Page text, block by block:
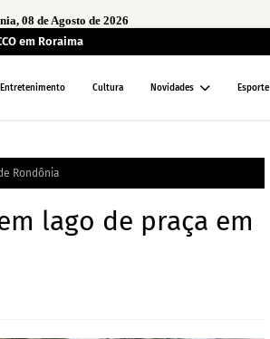
08 de Agosto de 2026
em Roraima
Entretenimento Cultura Novidades Esporte
Rondônia
lago de praça em